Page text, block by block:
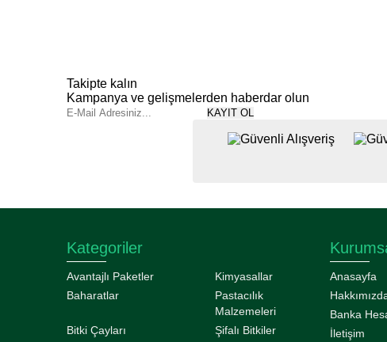
Takipte kalın
Kampanya ve gelişmelerden haberdar olun
KAYIT OL
Kategoriler
Avantajlı Paketler
Kimyasallar
Baharatlar
Pastacılık
Malzemeleri
Bitki Çayları
Şifalı Bitkiler
Anasayfa
Banka
İletişim